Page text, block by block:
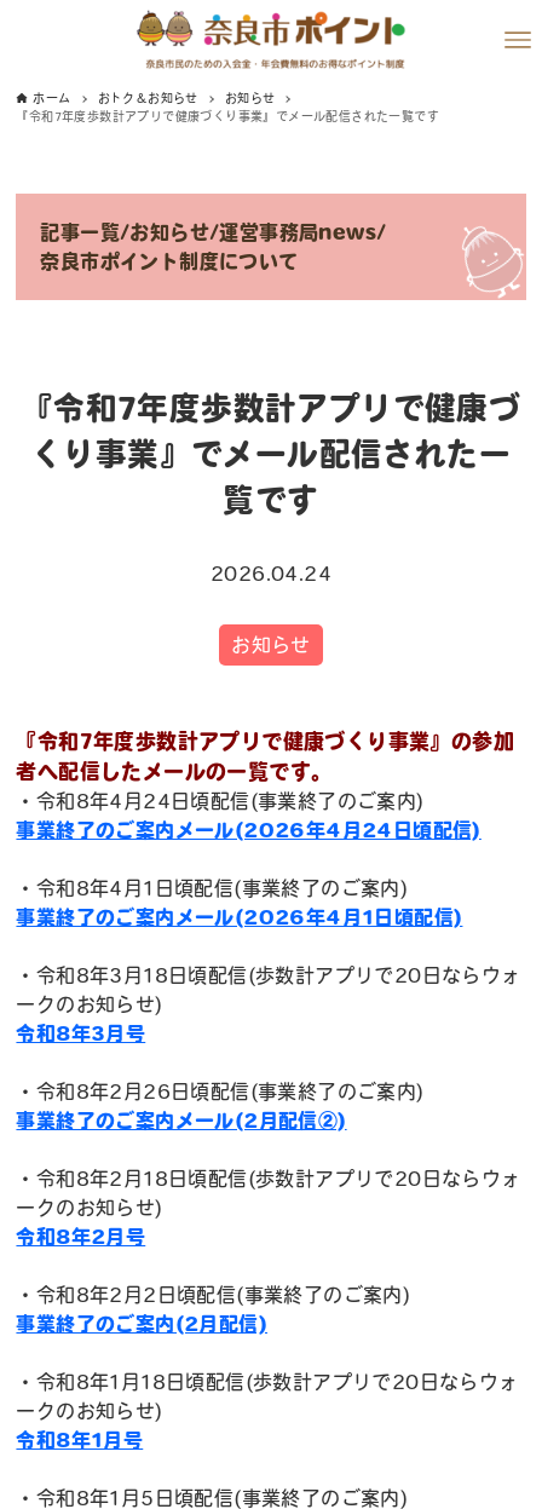
ホーム おトク＆お知らせ
お知らせ
『令和7年度歩数計アプリで健康づくり事業』でメール配信された一覧です
記事一覧/お知らせ/運営事務局news/
奈良市ポイント制度について
『令和7年度歩数計アプリで健康づ
くり事業』でメール配信された一
覧です
2026.04.24
お知らせ
『令和7年度歩数計アプリで健康づくり事業』の参加
者へ配信したメールの一覧です。
・令和8年4月24日頃配信(事業終了のご案内)
事業終了のご案内メール(2026年4月24日頃配信)
・令和8年4月1日頃配信(事業終了のご案内)
事業終了のご案内メール(2026年4月1日頃配信)
・令和8年3月18日頃配信(歩数計アプリで20日ならウォ
ークのお知らせ)
令和8年3月号
・令和8年2月26日頃配信(事業終了のご案内)
事業終了のご案内メール(2月配信②)
・令和8年2月18日頃配信(歩数計アプリで20日ならウォ
ークのお知らせ)
令和8年2月号
・令和8年2月2日頃配信(事業終了のご案内)
事業終了のご案内(2月配信)
・令和8年1月18日頃配信(歩数計アプリで20日ならウォ
ークのお知らせ)
令和8年1月号
・令和8年1月5日頃配信(事業終了のご案内)